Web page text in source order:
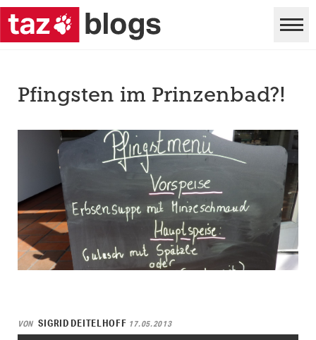
Pfingsten im Prinzenbad?!
VON SIGRID DEITELHOFF 17.05.2013